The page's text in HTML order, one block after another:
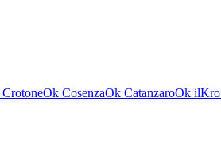
CrotoneOk CosenzaOk CatanzaroOk ilKro